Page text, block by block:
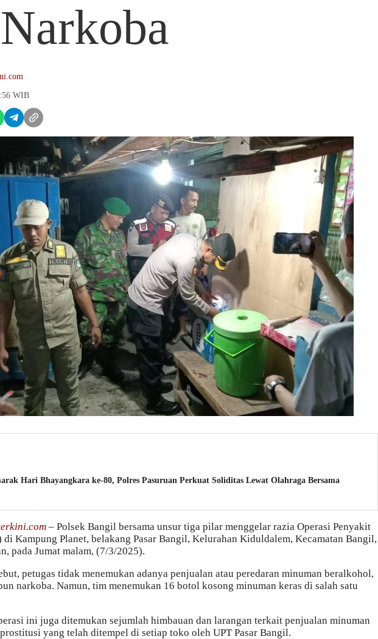
WIB
Hari Bhayangkara ke-80, Polres Pasuruan Perkuat Soliditas Lewat Olahraga Bersama
– Polsek Bangil bersama unsur tiga pilar menggelar razia Operasi Penyakit
di Kampung Planet, belakang Pasar Bangil, Kelurahan Kiduldalem, Kecamatan Bangil,
pada Jumat malam, (7/3/2025).
petugas tidak menemukan adanya penjualan atau peredaran minuman beralkohol,
narkoba. Namun, tim menemukan 16 botol kosong minuman keras di salah satu
ini juga ditemukan sejumlah himbauan dan larangan terkait penjualan minuman
yang telah ditempel di setiap toko oleh UPT Pasar Bangil.